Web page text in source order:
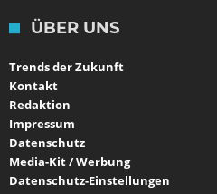
ÜBER UNS
Trends der Zukunft
Kontakt
Redaktion
Impressum
Datenschutz
Media-Kit / Werbung
Datenschutz-Einstellungen